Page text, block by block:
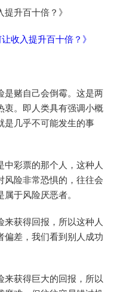
升百十倍？》
是赌自己会倒霉。这是两
衷。即人类具有强调小概
是几乎不可能发生的事
中彩票的那个人，这种人
风险非常恐惧的，往往会
于风险厌恶者。
获得回报，所以这种人
偏差，我们看到别人成功
来获得巨大的回报，所以